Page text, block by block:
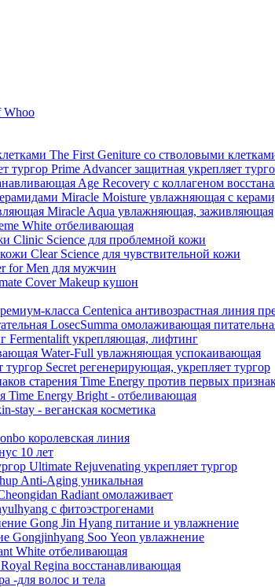
Whoo
The First Geniture со стволовыми
Prime Advancer защитная укрепляет
Age Recovery с коллагеном
Miracle Moisture увлажняющая с
Miracle Aqua увлажняющая, заживляющая
White отбеливающая
Clinic Science для проблемной кожи
Clear Science для чувствительной кожи
for Men для мужчин
Cover Makeup кушон
Centenica антивозрастная линия
LosecSumma омолаживающая
Fermentalift укрепляющая, лифтинг
Water-Full увлажняющая успокаивающая
Secret регенерирующая, укрепляет тургор
Time Energy против первых
Time Energy Bright - отбеливающая
stay - веганская косметика
королевская линия
10 лет
Ultimate Rejuvenating укрепляет тургор
Anti-Aging уникальная
Radiant омолаживает
с фитоэстрогенами
Gong Jin Hyang питание и увлажнение
Gongjinhyang Soo Yeon увлажнение
White отбеливающая
Royal Regina восстанавливающая
-для волос и тела